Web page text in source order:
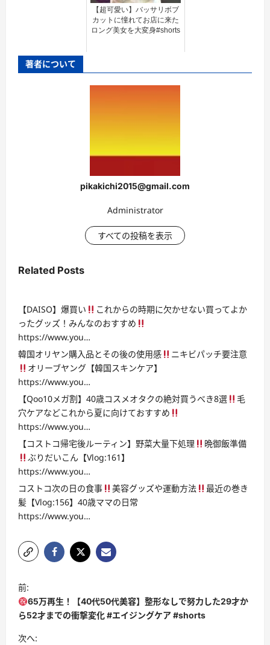
【超可愛い】バッサリボブ
カットに憧れてお店に来た
ロング美女を大変身#shorts
著者について
pikakichi2015@gmail.com
Administrator
すべての投稿を表示
Related Posts
【DAISO】爆買い
これからの時期に欠かせない買ってよか
ったグッズ！みんなのおすすめ
https://www.you…
韓国オリヤン購入品とその後の使用感
ニキビパッチ要注意
オリーブヤング【韓国スキンケア】
https://www.you…
【Qoo10メガ割】40歳コスメオタクの絶対買うべき8選
毛
穴ケアなどこれから夏に向けておすすめ
https://www.you…
【コストコ帰宅後ルーティン】野菜大量下処理
晩御飯準備
ぶりだいこん【Vlog:161】
https://www.you…
コストコ次の日の食事
美容グッズや運動方法
最近の巻き
髪【Vlog:156】40歳ママの日常
https://www.you…
投
稿
ナ
ビ
前:
65万再生！【40代50代美容】整形なしで努力した29才か
ら52才までの衝撃変化 #エイジングケア #shorts
次へ: